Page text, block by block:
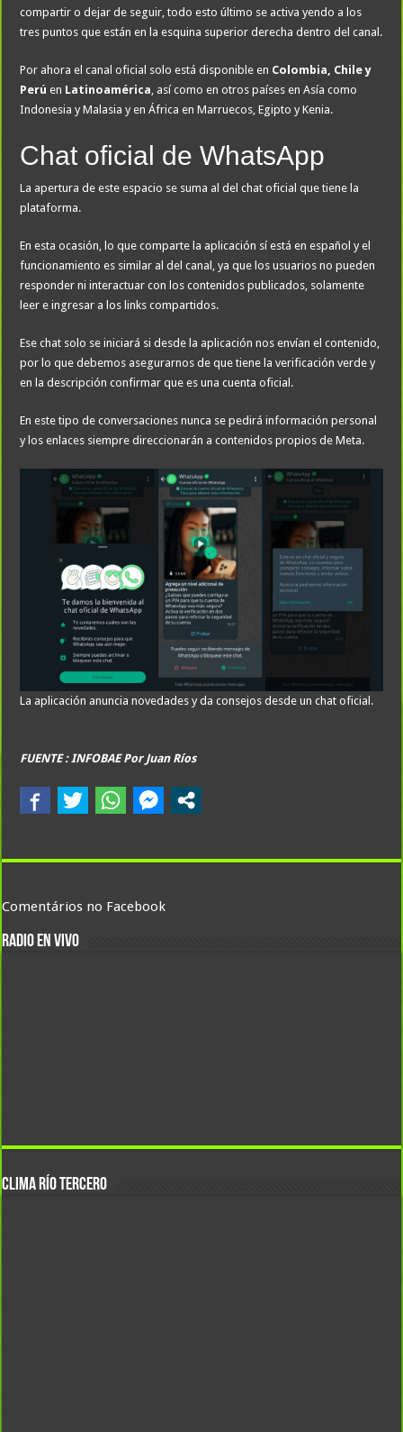
compartir o dejar de seguir, todo esto último se activa yendo a los
tres puntos que están en la esquina superior derecha dentro del canal.
Por ahora el canal oficial solo está disponible en Colombia, Chile y
Perú en Latinoamérica, así como en otros países en Asía como
Indonesia y Malasia y en África en Marruecos, Egipto y Kenia.
Chat oficial de WhatsApp
La apertura de este espacio se suma al del chat oficial que tiene la
plataforma.
En esta ocasión, lo que comparte la aplicación sí está en español y el
funcionamiento es similar al del canal, ya que los usuarios no pueden
responder ni interactuar con los contenidos publicados, solamente
leer e ingresar a los links compartidos.
Ese chat solo se iniciará si desde la aplicación nos envían el contenido,
por lo que debemos asegurarnos de que tiene la verificación verde y
en la descripción confirmar que es una cuenta oficial.
En este tipo de conversaciones nunca se pedirá información personal
y los enlaces siempre direccionarán a contenidos propios de Meta.
La aplicación anuncia novedades y da consejos desde un chat oficial.
FUENTE : INFOBAE Por Juan Ríos
Comentários no Facebook
RADIO EN VIVO
CLIMA Río Tercero